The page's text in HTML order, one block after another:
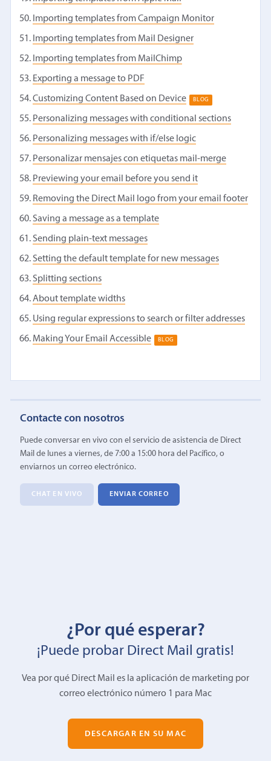
Importing templates from Campaign Monitor
Importing templates from Mail Designer
Importing templates from MailChimp
Exporting a message to PDF
Customizing Content Based on Device BLOG
Personalizing messages with conditional sections
Personalizing messages with if/else logic
Personalizar mensajes con etiquetas mail-merge
Previewing your email before you send it
Removing the Direct Mail logo from your email footer
Saving a message as a template
Sending plain-text messages
Setting the default template for new messages
Splitting sections
About template widths
Using regular expressions to search or filter addresses
Making Your Email Accessible BLOG
Contacte con nosotros
Puede conversar en vivo con el servicio de asistencia de Direct
Mail de lunes a viernes, de 7:00 a 15:00 hora del Pacífico, o
enviarnos un correo electrónico.
CHAT EN VIVO ENVIAR CORREO
¿Por qué esperar?
¡Puede probar Direct Mail gratis!
Vea por qué Direct Mail es la aplicación de marketing por
correo electrónico número 1 para Mac
DESCARGAR EN SU MAC